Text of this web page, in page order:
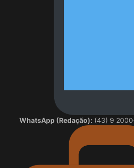
WhatsApp (Redação): (43) 9